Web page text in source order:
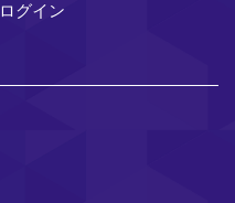
ログイン